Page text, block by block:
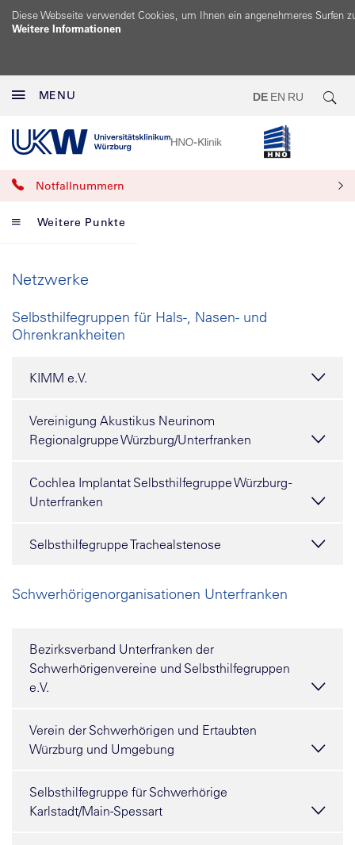
Diese Webseite verwendet Cookies, um Ihnen ein angenehmeres Surfen
Weitere Informationen
MENU DE EN RU
Notfallnummern
Weitere Punkte
Netzwerke
Selbsthilfegruppen für Hals-, Nasen- und
Ohrenkrankheiten
KIMM e.V.
Vereinigung Akustikus Neurinom
Regionalgruppe Würzburg/Unterfranken
Cochlea Implantat Selbsthilfegruppe Würzburg -
Unterfranken
Selbsthilfegruppe Trachealstenose
Schwerhörigenorganisationen Unterfranken
Bezirksverband Unterfranken der
Schwerhörigenvereine und Selbsthilfegruppen
e.V.
Verein der Schwerhörigen und Ertaubten
Würzburg und Umgebung
Selbsthilfegruppe für Schwerhörige
Karlstadt/Main-Spessart